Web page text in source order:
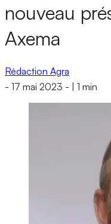
nouveau
Axema
Rédaction Agra
- 17 mai 2023 - 1 min